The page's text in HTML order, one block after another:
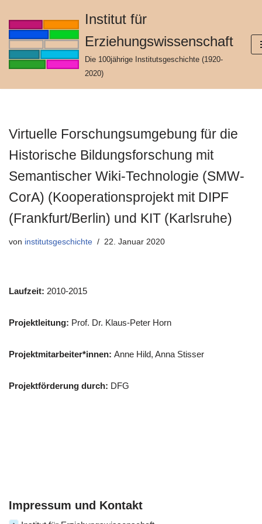
Zum
springen
Institut für
Erziehungswissenschaft
Die 100jährige Institutsgeschichte (1920-
2020)
Virtuelle Forschungsumgebung für die
Historische Bildungsforschung mit
Semantischer Wiki-Technologie (SMW-
CorA) (Kooperationsprojekt mit DIPF
(Frankfurt/Berlin) und KIT (Karlsruhe)
von institutsgeschichte 22. Januar 2020
Laufzeit: 2010-2015
Projektleitung: Prof. Dr. Klaus-Peter Horn
Projektmitarbeiter*innen: Anne Hild, Anna Stisser
Projektförderung durch: DFG
Impressum und Kontakt